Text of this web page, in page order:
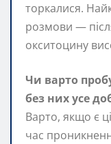
торкалися.
розмови —
окситоцину
Чи варто
без них усе
Варто, якщо є
час